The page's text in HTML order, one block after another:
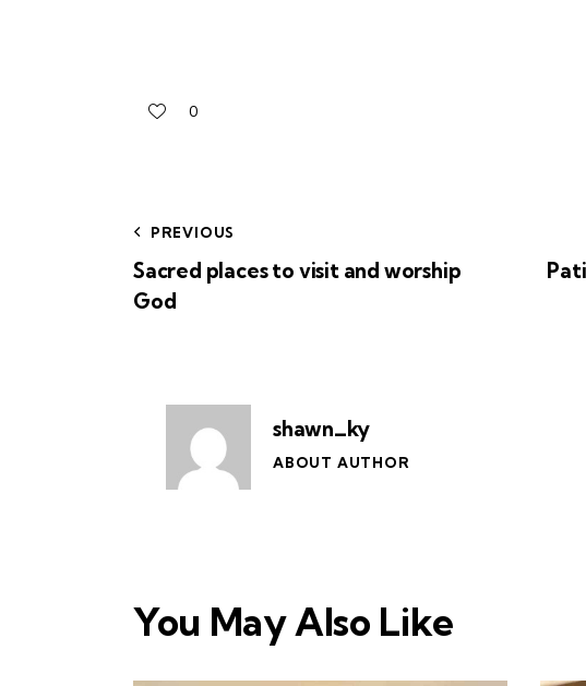
0
PREVIOUS
Sacred places to visit and worship
God
shawn_ky
ABOUT AUTHOR
You May Also Like